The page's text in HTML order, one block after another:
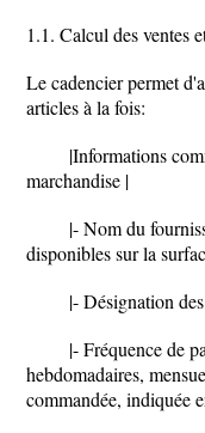
1.1. Calcul des ventes
Le cadencier permet
articles à la fois:
|Informations
marchandise |
|- Nom du
disponibles sur la
|- Désignation
|- Fréquence de
hebdomadaires,
commandée, indiquée